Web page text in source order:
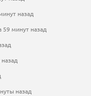
назад
59 минут назад
назад